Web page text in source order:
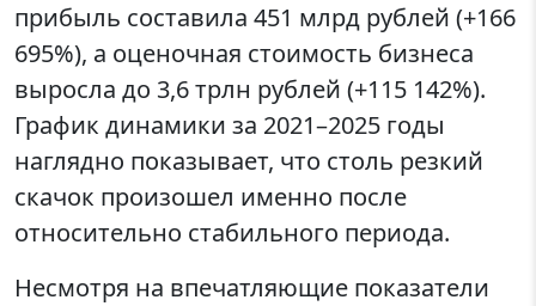
прибыль составила 451 млрд рублей (+166
695%), а оценочная стоимость бизнеса
выросла до 3,6 трлн рублей (+115 142%).
График динамики за 2021–2025 годы
наглядно показывает, что столь резкий
скачок произошел именно после
относительно стабильного периода.
Несмотря на впечатляющие показатели